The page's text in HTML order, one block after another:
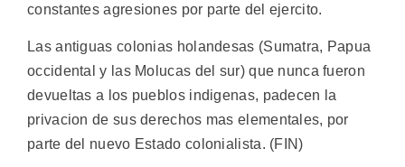
constantes agresiones por parte del ejercito.
Las antiguas colonias holandesas (Sumatra, Papua
occidental y las Molucas del sur) que nunca fueron
devueltas a los pueblos indigenas, padecen la
privacion de sus derechos mas elementales, por
parte del nuevo Estado colonialista. (FIN)